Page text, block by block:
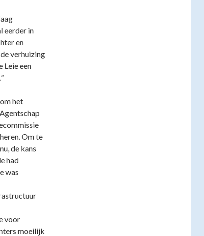
eerder in
en
verhuizing
Leie een
”
het
Om te
de kans
had
was
voor
moeilijk